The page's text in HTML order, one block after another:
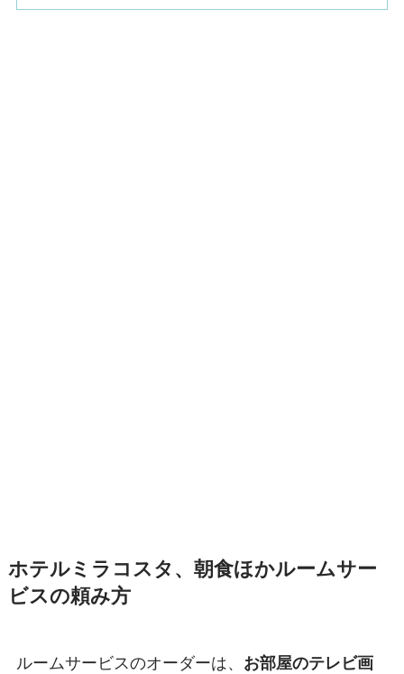
ホテルミラコスタ、朝食ほかルームサー
ビスの頼み方
ルームサービスのオーダーは、 お部屋のテレビ画